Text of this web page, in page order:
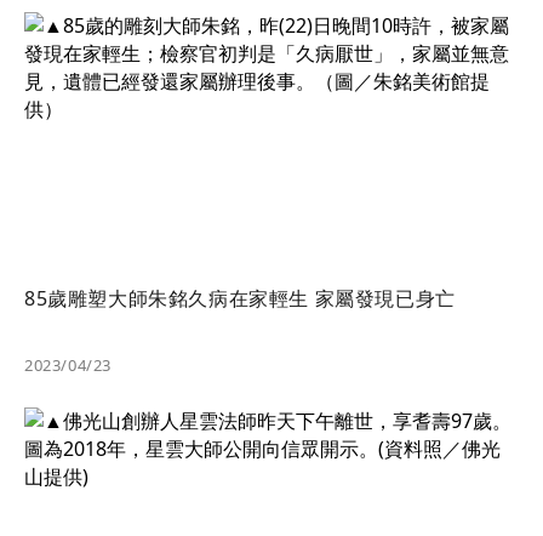
85歲雕塑大師朱銘久病在家輕生 家屬發現已身亡
2023/04/23